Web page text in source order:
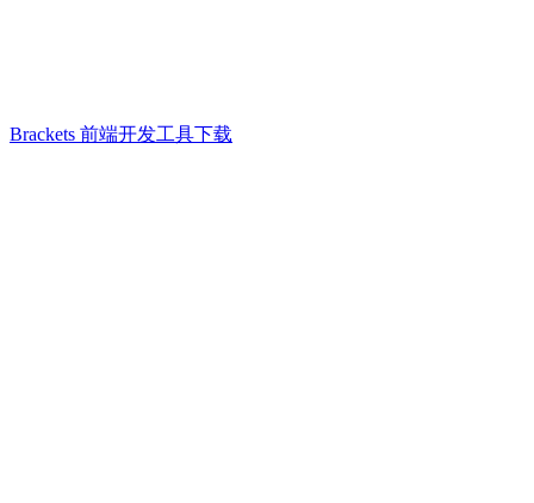
Brackets 前端开发工具下载